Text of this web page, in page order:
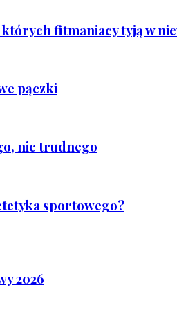
których fitmaniacy tyją w
pączki
nic trudnego
sportowego?
2026